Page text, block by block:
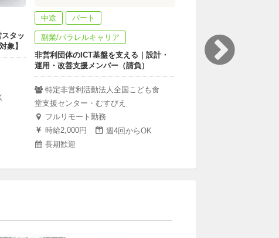
タッ
象】
中途 パート
副業/パラレルキャリア
非営利団体のICT基盤を支える｜設計・
運用・改善支援メンバー（請負）
特定非営利活動法人全国こども食
堂支援センター・むすびえ
フルリモート勤務
時給2,000円
週4回からOK
長期歓迎
【国際交流×こども×英語
ィレクター/クラスマネー